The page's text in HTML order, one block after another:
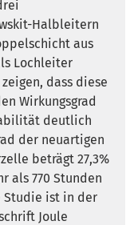
Halbleitern
aus
Lochleiter
dass diese
Wirkungsgrad
deutlich
der neuartigen
beträgt 27,3%
als 770 Stunden
Studie ist in der
Joule